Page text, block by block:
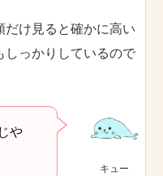
け見ると確かに高い
っかりしているので
キュー
や